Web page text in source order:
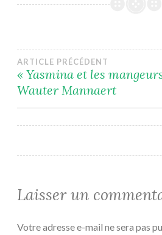
Navigation
de
l’article
ARTICLE PRÉCÉDENT
« Yasmina et les
Wauter Mannaert
Laisser un
Votre adresse e-mail ne sera pas